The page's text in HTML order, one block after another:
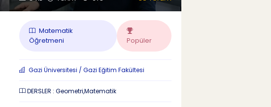
Matematik
Öğretmeni
Popüler
Gazi Üniversitesi / Gazi Eğitim Fakültesi
DERSLER : Geometri,Matematik